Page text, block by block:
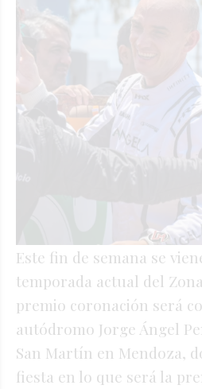
Este fin de semana se
temporada actual del
premio coronación será
autódromo Jorge Ángel
San Martín en Mendoza,
fiesta en lo que será la